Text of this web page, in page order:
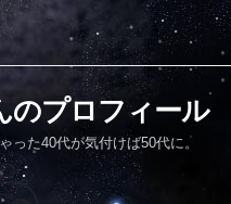
のプロフィール
った40代が気付けば50代に。